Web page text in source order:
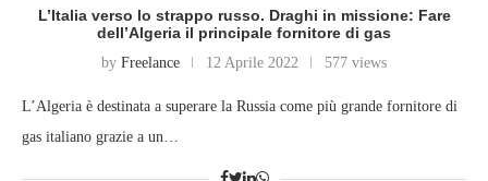
L’Italia verso lo strappo russo. Draghi in missione: Fare
dell’Algeria il principale fornitore di gas
by Freelance 12 Aprile 2022 577 views
L’Algeria è destinata a superare la Russia come più grande fornitore di
gas italiano grazie a un…